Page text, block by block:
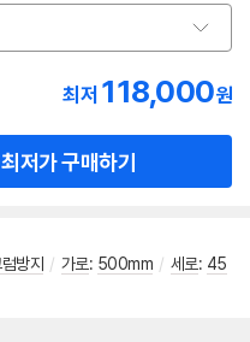
최저 118,000원
최저가 구매하기
방지 / 가로: 500mm / 세로: 45